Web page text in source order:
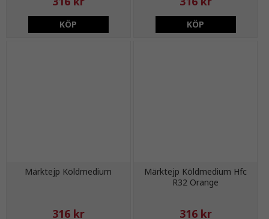
KÖP KÖP
Märktejp Köldmedium
316 kr
Märktejp Köldmedium Hfc
R32 Orange
316 kr